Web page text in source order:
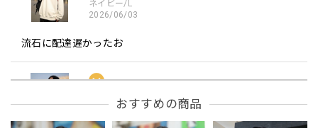
ネイビー/L
2026/06/03
流石に配達遅かったお
レッド/L
2026/05/30
おすすめの商品